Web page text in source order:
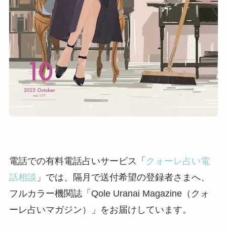
電話での有料電話占いサービス「 クォーレ占い電
話相談 」では、隔月で送付希望の登録者さまへ、
フルカラー機関誌「Qole Uranai Magazine（クォ
ーレ占いマガジン）」をお届けしています。